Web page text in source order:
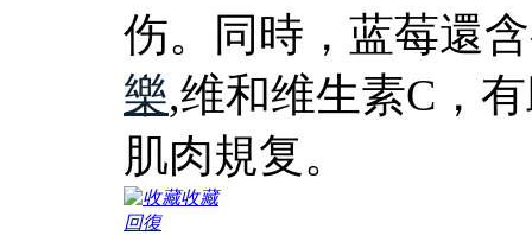
伤。同時，蓝莓還
樂,维和维生素C，
肌肉規复。
收藏
回復